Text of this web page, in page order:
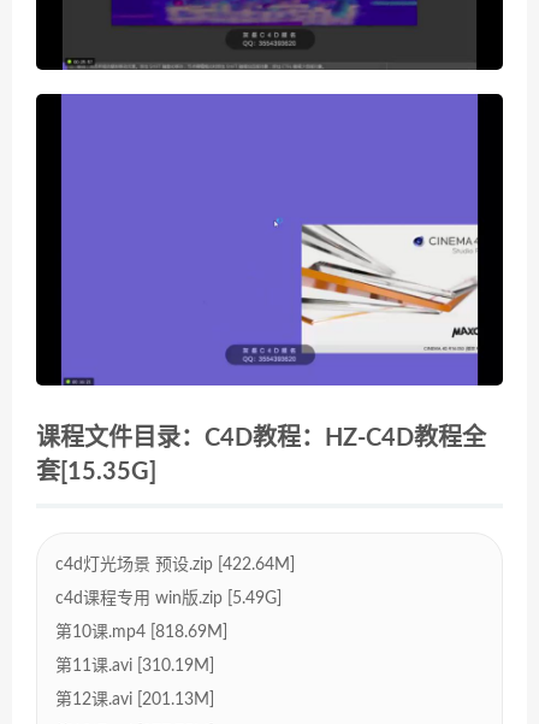
课程文件目录：C4D教程：HZ-C4D教程全
套[15.35G]
c4d灯光场景 预设.zip [422.64M]
c4d课程专用 win版.zip [5.49G]
第10课.mp4 [818.69M]
第11课.avi [310.19M]
第12课.avi [201.13M]